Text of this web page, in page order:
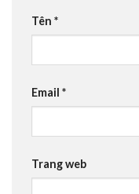
Tên *
Email *
Trang web